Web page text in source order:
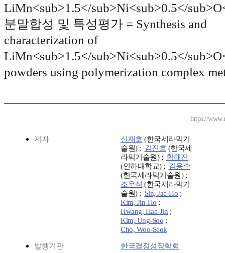
LiMn<sub>1.5</sub>Ni<sub>0.5</
분말합성 및 특성평가 = Synthesis and
characterization of
LiMn<sub>1.5</sub>Ni<sub>0.5</
powders using polymerization complex
https://
저자 신재호 (한국세라믹기
술원) ; 김진호 (한국세
라믹기술원) ; 황해진
(인하대학교) ; 김응수
(한국세라믹기술원) ;
조우석 (한국세라믹기
술원) ; Sin, Jae-Ho ;
Kim, Jin-Ho ;
Hwang, Hae-Jin ;
Kim, Ung-Soo ;
Cho, Woo-Seok
발행기관 한국결정성장학회